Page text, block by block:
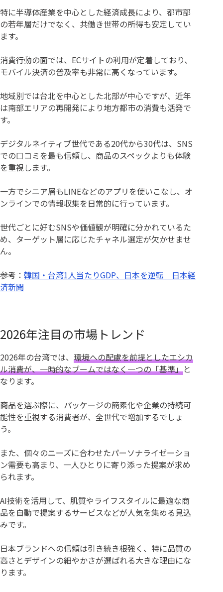
特に半導体産業を中心とした経済成長により、都市部
の若年層だけでなく、共働き世帯の所得も安定してい
ます。
消費行動の面では、ECサイトの利用が定着しており、
モバイル決済の普及率も非常に高くなっています。
地域別では台北を中心とした北部が中心ですが、近年
は南部エリアの再開発により地方都市の消費も活発で
す。
デジタルネイティブ世代である20代から30代は、SNS
での口コミを最も信頼し、商品のスペックよりも体験
を重視します。
一方でシニア層もLINEなどのアプリを使いこなし、オ
ンラインでの情報収集を日常的に行っています。
世代ごとに好むSNSや価値観が明確に分かれているた
め、ターゲット層に応じたチャネル選定が欠かせませ
ん。
参考： 韓国・台湾1人当たりGDP、日本を逆転｜日本経
済新聞
2026年注目の市場トレンド
2026年の台湾では、 環境への配慮を前提としたエシカ
ル消費が、一時的なブームではなく一つの「基準」と
なります。
商品を選ぶ際に、パッケージの簡素化や企業の持続可
能性を重視する消費者が、全世代で増加するでしょ
う。
また、個々のニーズに合わせたパーソナライゼーショ
ン需要も高まり、一人ひとりに寄り添った提案が求め
られます。
AI技術を活用して、肌質やライフスタイルに最適な商
品を自動で提案するサービスなどが人気を集める見込
みです。
日本ブランドへの信頼は引き続き根強く、特に品質の
高さとデザインの細やかさが選ばれる大きな理由にな
ります。